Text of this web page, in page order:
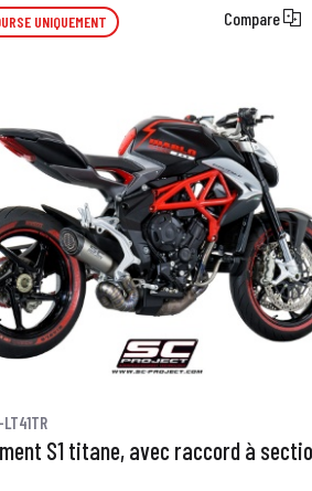
UNIQUEMENT Compare
S1 titane, avec raccord à